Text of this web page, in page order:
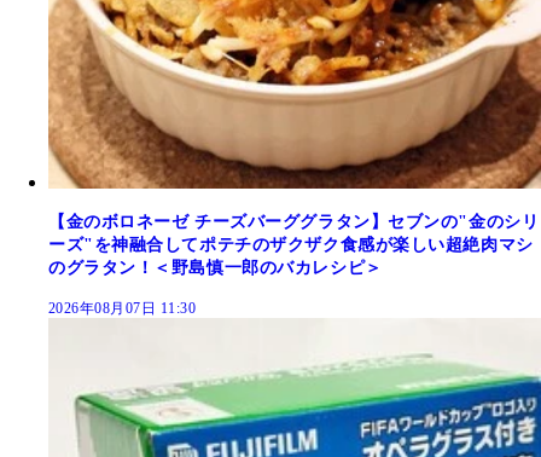
【金のボロネーゼ チーズバーググラタン】セブンの"金のシリ
ーズ"を神融合してポテチのザクザク食感が楽しい超絶肉マシ
のグラタン！＜野島慎一郎のバカレシピ＞
2026年08月07日 11:30